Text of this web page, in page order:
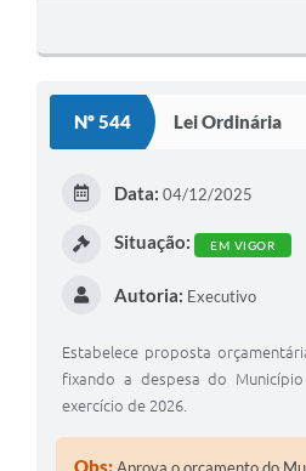
Nº 544 Lei Ordinária
Data: 04/12/2025
Situação: EM VIGOR
Autoria: Executivo
Estabelece proposta
fixando a despesa do
exercício de 2026.
Obs: Aprova o orçamento do